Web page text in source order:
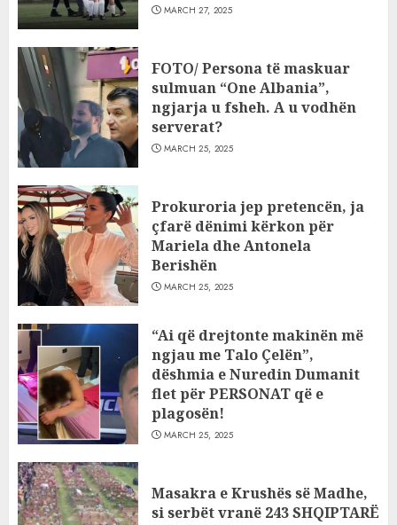
MARCH 27, 2025
FOTO/ Persona të maskuar
sulmuan “One Albania”,
ngjarja u fsheh. A u vodhën
serverat?
MARCH 25, 2025
Prokuroria jep pretencën, ja
çfarë dënimi kërkon për
Mariela dhe Antonela
Berishën
MARCH 25, 2025
“Ai që drejtonte makinën më
ngjau me Talo Çelën”,
dëshmia e Nuredin Dumanit
flet për PERSONAT që e
plagosën!
MARCH 25, 2025
Masakra e Krushës së Madhe,
si serbët vranë 243 SHQIPTARË